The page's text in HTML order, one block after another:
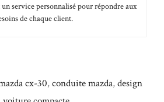
service personnalisé pour répondre aux
de chaque client.
cx-30,conduite mazda,design